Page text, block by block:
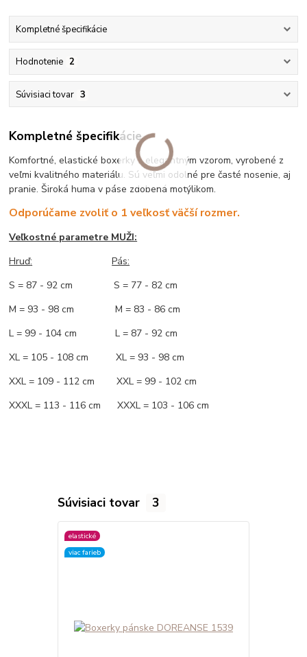
Kompletné špecifikácie
Hodnotenie 2
Súvisiaci tovar 3
Kompletné špecifikácie
Komfortné, elastické boxerky s elegantným vzorom, vyrobené z
veľmi kvalitného materiálu. Sú veľmi odolné pre časté nosenie, aj
pranie. Široká huma v páse zdobená motýlikom.
Odporúčame zvoliť o 1 veľkosť väčší rozmer.
Veľkostné parametre MUŽI:
Hruď:
Pás:
S = 87 - 92 cm S = 77 - 82 cm
M = 93 - 98 cm M = 83 - 86 cm
L = 99 - 104 cm L = 87 - 92 cm
XL = 105 - 108 cm XL = 93 - 98 cm
XXL = 109 - 112 cm XXL = 99 - 102 cm
XXXL = 113 - 116 cm XXXL = 103 - 106 cm
Súvisiaci tovar 3
elastické
viac farieb